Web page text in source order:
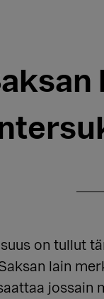
on tullut
lain
jossain